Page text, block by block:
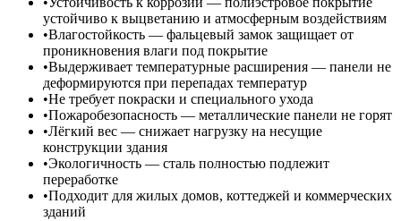
устойчиво к выцветанию и атмосферным воздействиям
Влагостойкость — фальцевый замок защищает от
проникновения влаги под покрытие
Выдерживает температурные расширения — панели не
деформируются при перепадах температур
Не требует покраски и специального ухода
Пожаробезопасность — металлические панели не горят
Лёгкий вес — снижает нагрузку на несущие
конструкции здания
Экологичность — сталь полностью подлежит
переработке
Подходит для жилых домов, коттеджей и коммерческих
зданий